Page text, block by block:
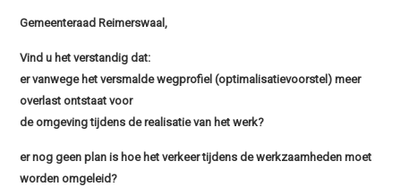
Gemeenteraad Reimerswaal,
Vind u het verstandig dat:
er vanwege het versmalde wegprofiel (optimalisatievoorstel) meer
overlast ontstaat voor
de omgeving tijdens de realisatie van het werk?
er nog geen plan is hoe het verkeer tijdens de werkzaamheden moet
worden omgeleid?